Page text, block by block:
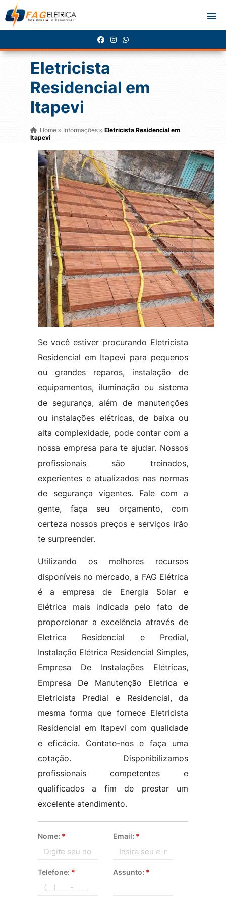
Eletricista
Residencial em
Itapevi
Home» Informações » Eletricista Residencial em
Itapevi
Se você estiver procurando Eletricista
Residencial em Itapevi para pequenos
ou grandes reparos, instalação de
equipamentos, iluminação ou sistema
de segurança, além de manutenções
ou instalações elétricas, de baixa ou
alta complexidade, pode contar com a
nossa empresa para te ajudar. Nossos
profissionais são treinados,
experientes e atualizados nas normas
de segurança vigentes. Fale com a
gente, faça seu orçamento, com
certeza nossos preços e serviços irão
te surpreender.
Utilizando os melhores recursos
disponíveis no mercado, a FAG Elétrica
é a empresa de Energia Solar e
Elétrica mais indicada pelo fato de
proporcionar a excelência através de
Eletrica Residencial e Predial,
Instalação Elétrica Residencial Simples,
Empresa De Instalações Elétricas,
Empresa De Manutenção Eletrica e
Eletricista Predial e Residencial, da
mesma forma que fornece Eletricista
Residencial em Itapevi com qualidade
e eficácia. Contate-nos e faça uma
cotação. Disponibilizamos
profissionais competentes e
qualificados a fim de prestar um
excelente atendimento.
Nome: * Email: *
Telefone: * Assunto: *